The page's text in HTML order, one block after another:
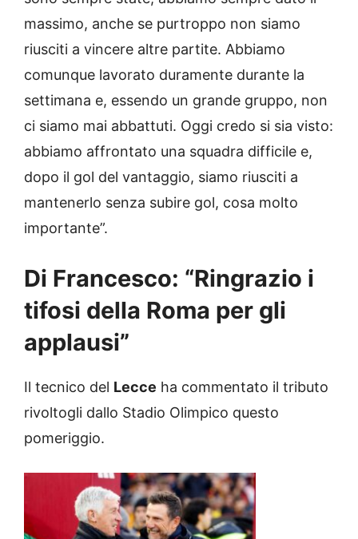
massimo, anche se purtroppo non siamo
riusciti a vincere altre partite. Abbiamo
comunque lavorato duramente durante la
settimana e, essendo un grande gruppo, non
ci siamo mai abbattuti. Oggi credo si sia visto:
abbiamo affrontato una squadra difficile e,
dopo il gol del vantaggio, siamo riusciti a
mantenerlo senza subire gol, cosa molto
importante”.
Di Francesco: “Ringrazio i
tifosi della Roma per gli
applausi”
Il tecnico del Lecce ha commentato il tributo
rivoltogli dallo Stadio Olimpico questo
pomeriggio.